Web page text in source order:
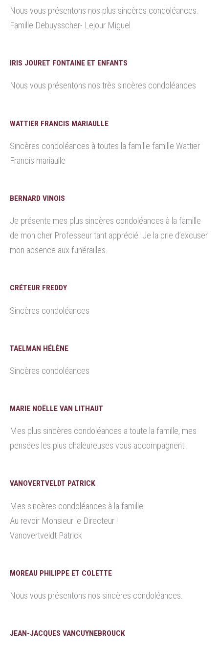
Nous vous présentons nos plus sincères condoléances.
Famille Debuysscher- Lejour Miguel
IRIS JOURET FONTAINE ET ENFANTS
Nous vous présentons nos très sincères condoléances
WATTIER FRANCIS MARIAULLE
Sincères condoléances à toutes la famille famille Wattier
Francis mariaulle
BERNARD VINOIS
Je présente mes plus sincères condoléances à la famille
de mon cher Professeur tant apprécié. Je la prie d’excuser
mon absence aux funérailles.
CRÉTEUR FREDDY
Sincères condoléances
TAELMAN HÉLÈNE
Sincères condoléances
MARIE NOËLLE VAN LITHAUT
Mes plus sincères condoléances a toute la famille, mes
pensées les plus chaleureuses vous accompagnent.
VANOVERTVELDT PATRICK
Mes sincères condoléances à la famille.
Au revoir Monsieur le Directeur !
Vanovertveldt Patrick
MOREAU PHILIPPE ET COLETTE
Nous vous présentons nos sincères condoléances.
JEAN-JACQUES VANCUYNEBROUCK